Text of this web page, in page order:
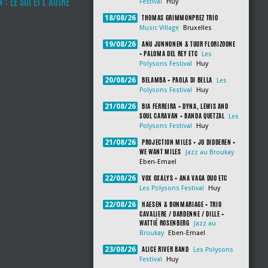
18/08/26 THOMAS GRIMMONPREZ TRIO
Music Village Bruxelles
19/08/26
ANU JUNNONEN & TUUR FLORIZOONE
+ PALOMA DEL REY ETC
Les
Polysons Festival
Huy
20/08/26 BELAMBA + PAOLA DI BELLA
Les
Polysons Festival
Huy
21/08/26
BIA FERREIRA + DYNA, LEWIS AND
SOUL CARAVAN + BANDA QUETZAL
Les
Polysons Festival
Huy
21/08/26
PROJECTION MILES + JO DIDDEREN +
WE WANT MILES
Jazz au Broukay
Eben-Emael
22/08/26 VOX OXALYS + ANA VAGA DUO ETC
Les Polysons Festival Huy
22/08/26
HAESEN & BONMARIAGE + TRIO
CAVALIERE / DARDENNE / DILLE +
WATTIÉ ROSENBERG
Jazz au
Broukay
Eben-Emael
23/08/26 ALICE RIVER BAND
Les Polysons
Festival
Huy